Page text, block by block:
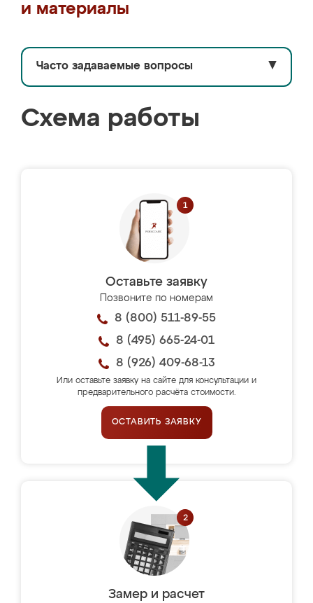
и материалы
Часто задаваемые вопросы ▼
Схема работы
Оставьте заявку
Позвоните по номерам
8 (800) 511-89-55
8 (495) 665-24-01
8 (926) 409-68-13
Или оставьте заявку на сайте для консультации и
предварительного расчёта стоимости.
ОСТАВИТЬ ЗАЯВКУ
Замер и расчет